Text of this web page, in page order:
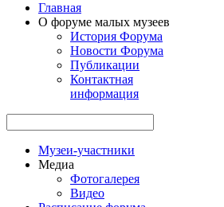
Главная
О форуме малых музеев
История Форума
Новости Форума
Публикации
Контактная
информация
Музеи-участники
Медиа
Фотогалерея
Видео